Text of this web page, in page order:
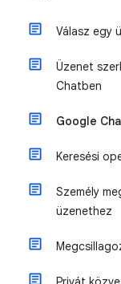
Válasz egy
Üzenet
Chatben
Google
Keresési
Személy
üzenethez